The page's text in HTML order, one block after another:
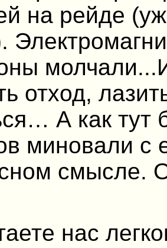
на рейде
отход,
А как тут
миновали с
смысле.
нас